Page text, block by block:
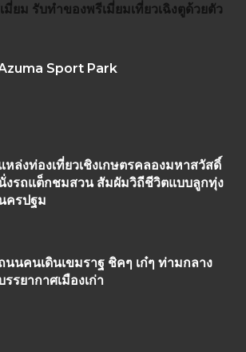
มี่ยม รับทำของพรีเมี่ยมเที่ยวเฉิงตูด้วยตัว
Sport Park
หล่งท่องเที่ยวเชิงเกษตรคลองมหาสวัสดิ์
งรถแต็กชมสวน สัมผัมวิถีชีวิตแบบลูกทุ่ง
ครปฐม
นนคนเดินเขมราฐ ชิคๆ เก๋ๆ ท่ามกลาง
รรยากาศเมืองเก่า